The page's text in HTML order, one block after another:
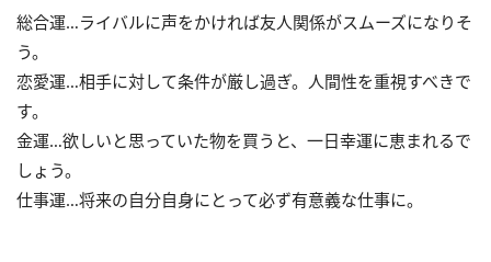
総合運…ライバルに声をかければ友人関係がスムーズになりそ
う。
恋愛運…相手に対して条件が厳し過ぎ。人間性を重視すべきで
す。
金運…欲しいと思っていた物を買うと、一日幸運に恵まれるで
しょう。
仕事運…将来の自分自身にとって必ず有意義な仕事に。